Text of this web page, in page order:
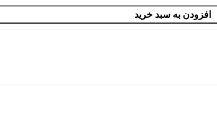
افزودن به سبد خرید